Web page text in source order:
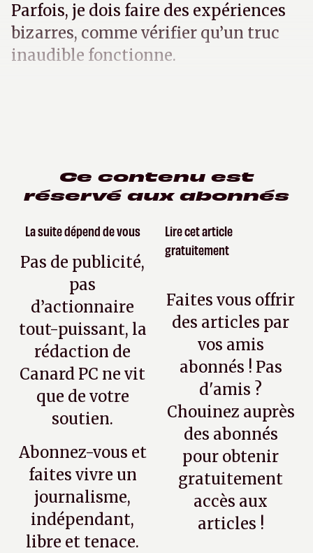
Parfois, je dois faire des expériences
bizarres, comme vérifier qu’un truc
inaudible fonctionne.
Ce contenu est
réservé aux abonnés
La suite dépend de vous
Pas de publicité,
pas
d’actionnaire
tout-puissant, la
rédaction de
Canard PC ne vit
que de votre
soutien.
Abonnez-vous et
faites vivre un
journalisme,
indépendant,
libre et tenace.
Lire cet article
gratuitement
Faites vous offrir
des articles par
vos amis
abonnés ! Pas
d'amis ?
Chouinez auprès
des abonnés
pour obtenir
gratuitement
accès aux
articles !